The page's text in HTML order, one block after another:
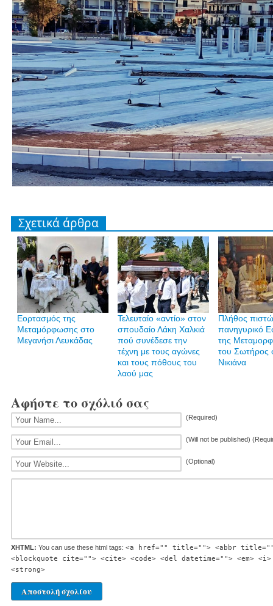
Σχετικά άρθρα
Εορτασμός της
Μεταμόρφωσης στο
Μεγανήσι Λευκάδας
Τελευταίο «αντίο» στον
σπουδαίο Λάκη Χαλκιά
πού συνέδεσε την
τέχνη με τους αγώνες
και τους πόθους του
λαού μας
Πλήθος
πανηγυρικό
της
του Σωτήρος
Νικιάνα
Αφήστε το σχόλιό σας
(Required)
(Will not be published)
(Optional)
XHTML: You can use these html tags: <a href="" title=""> <abbr
<blockquote cite=""> <cite> <code> <del datetime=""> <em>
<strong>